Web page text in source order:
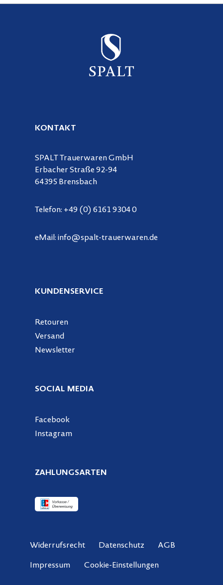
KONTAKT
SPALT Trauerwaren GmbH
Erbacher Straße 92-94
64395 Brensbach
Telefon: +49 (0) 6161 9304 0
eMail: info@spalt-trauerwaren.de
KUNDENSERVICE
Retouren
Versand
Newsletter
SOCIAL MEDIA
Facebook
Instagram
ZAHLUNGSARTEN
Widerrufsrecht Datenschutz AGB
Impressum Cookie-Einstellungen